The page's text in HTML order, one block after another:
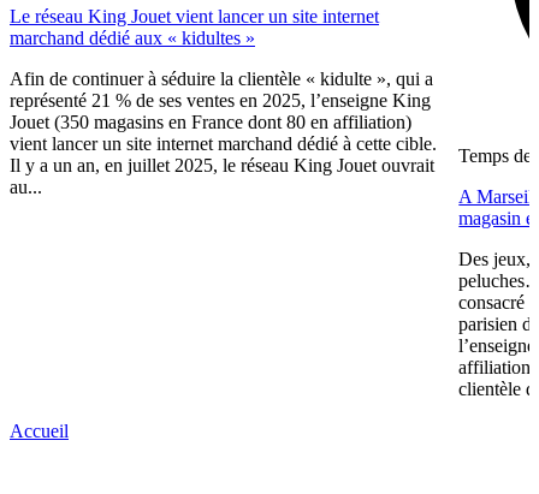
Le réseau King Jouet vient lancer un site internet
marchand dédié aux « kidultes »
Afin de continuer à séduire la clientèle « kidulte », qui a
représenté 21 % de ses ventes en 2025, l’enseigne King
Jouet (350 magasins en France dont 80 en affiliation)
vient lancer un site internet marchand dédié à cette cible.
Il y a un an, en juillet 2025, le réseau King Jouet ouvrait
au...
Temps de
A
magasin
Des jeux,
consacré
parisien
affiliation)
clientèle
Accueil